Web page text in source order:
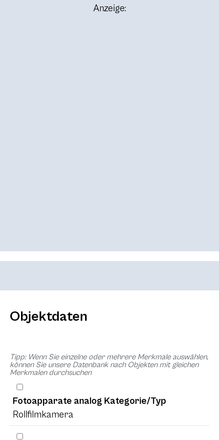
Anzeige:
Objektdaten
Tipp: Wenn Sie einzelne oder mehrere Merkmale auswählen,
können Sie unsere Datenbank nach Objekten mit gleichen
Merkmalen durchsuchen
Fotoapparate analog Kategorie/Typ
Rollfilmkamera